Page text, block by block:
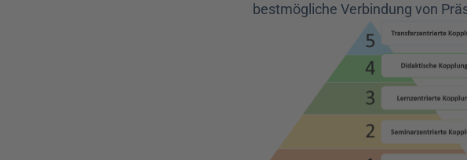
bestmögliche Verbindung von